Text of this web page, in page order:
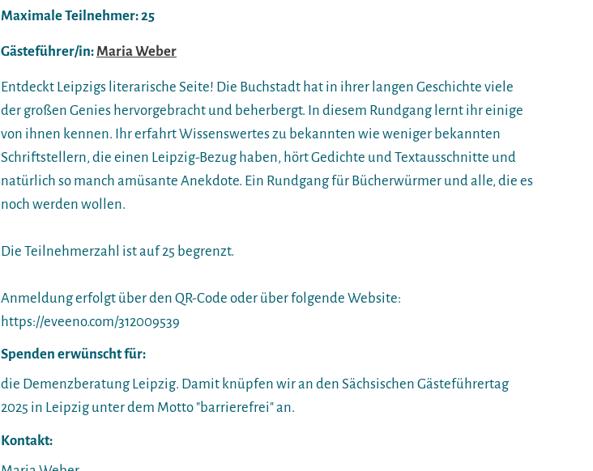
Maximale Teilnehmer: 25
Gästeführer/in: Maria Weber
Entdeckt Leipzigs literarische Seite! Die Buchstadt hat in ihrer langen Geschichte viele
der großen Genies hervorgebracht und beherbergt. In diesem Rundgang lernt ihr einige
von ihnen kennen. Ihr erfahrt Wissenswertes zu bekannten wie weniger bekannten
Schriftstellern, die einen Leipzig-Bezug haben, hört Gedichte und Textausschnitte und
natürlich so manch amüsante Anekdote. Ein Rundgang für Bücherwürmer und alle, die es
noch werden wollen.
Die Teilnehmerzahl ist auf 25 begrenzt.
Anmeldung erfolgt über den QR-Code oder über folgende Website:
https://eveeno.com/312009539
Spenden erwünscht für:
die Demenzberatung Leipzig. Damit knüpfen wir an den Sächsischen Gästeführertag
2025 in Leipzig unter dem Motto "barrierefrei" an.
Kontakt: